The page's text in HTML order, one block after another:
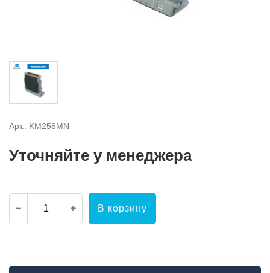
Арт.: KM256MN
Уточняйте у менеджера
В корзину